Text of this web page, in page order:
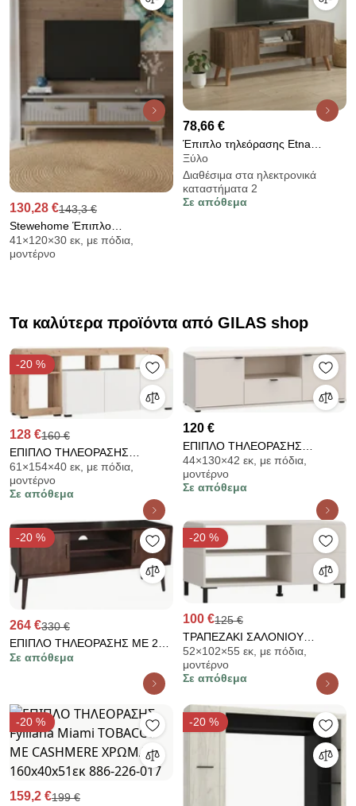
130,28 €143,3 €
Stewehome Έπιπλο
τηλεόρασης με ντουλάπι
μοντέρνου σχεδιασμού από
41×120×30 εκ, με πόδια,
μοντέρνο
78,66 €
Έπιπλο τηλεόρασης Etna
Megapap χρώμα καρυδί
120x30x45εκ.
Ξύλο
Διαθέσιμα στα ηλεκτρονικά
καταστήματα 2
Σε απόθεμα
Τα καλύτερα προϊόντα από GILAS shop
-20 %
128 €160 €
ΕΠΙΠΛΟ ΤΗΛΕΟΡΑΣΗΣ
ARGYLL TV 154 3K3V OP
ΛΕΥΚΟ ΜΕ ARTISAN OAK
ΧΡΩΜΑ 154x40x61εκ 11015820
61×154×40 εκ, με πόδια,
μοντέρνο
Σε απόθεμα
120 €
ΕΠΙΠΛΟ ΤΗΛΕΟΡΑΣΗΣ
FIRENZE SAND ΧΡΩΜΑ
130x42x44εκ 819-226-021
44×130×42 εκ, με πόδια,
μοντέρνο
Σε απόθεμα
-20 %
264 €330 €
ΕΠΙΠΛΟ ΤΗΛΕΟΡΑΣΗΣ ΜΕ 2
ΠΟΡΤΑΚΙΑ + 2 ΡΑΦΙΑ ΚΑΡΥΔΙ
Σε απόθεμα
-20 %
100 €125 €
ΤΡΑΠΕΖΑΚΙ ΣΑΛΟΝΙΟΥ
MARRON CASHMERE-ΜΑΥΡΟ
ΜΑΤ 102x55x52εκ 11015316
52×102×55 εκ, με πόδια,
μοντέρνο
Σε απόθεμα
-20 %
159,2 €199 €
-20 %